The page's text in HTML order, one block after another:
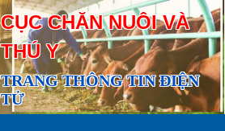
CỤC CHĂN NUÔI VÀ
THÚ Y
TRANG THÔNG TIN ĐIỆN
TỬ